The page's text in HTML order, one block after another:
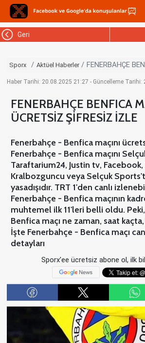
Geri
Sporx Aktüel Haberler FENERBAHÇE
Haber Tarihi: 20.08.2025 21:27 - Güncelleme Tarihi:
FENERBAHÇE BENFICA
ÜCRETSİZ ŞİFRESİZ İZLE
Fenerbahçe - Benfica maçını
Fenerbahçe - Benfica maçını
Taraftarium24, Justin tv,
Kralbozguncu veya Selçuk
yasadışıdır. TRT 1'den canlı
Fenerbahçe - Benfica maçının
muhtemel ilk 11'leri belli oldu.
Benfica maçı ne zaman, saat
İşte Fenerbahçe - Benfica maçı
detayları
Sporx'ee ücretsiz abone ol, ilk